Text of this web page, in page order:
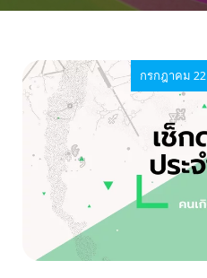
กรกฎาคม 22